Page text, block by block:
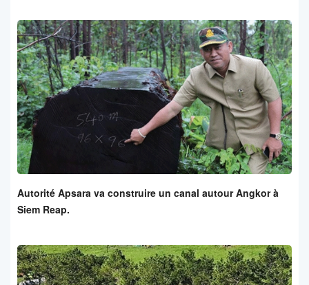
Autorité Apsara va construire un canal autour Angkor à
Siem Reap.